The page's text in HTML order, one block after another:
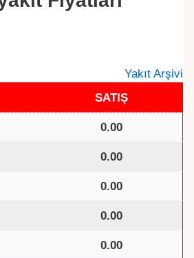
Yakıt Arşivi
SATIŞ
0.00
0.00
0.00
0.00
0.00